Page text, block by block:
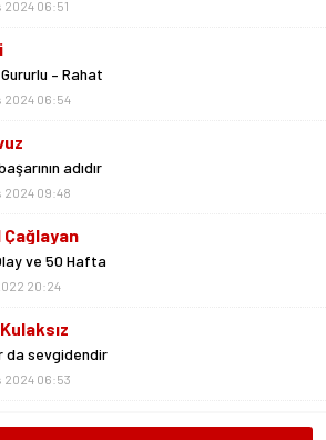
– Rahat
2024 06:54
adıdır
Çağlayan
ve 50 Hafta
da sevgidendir
Ateş
kalacağız”